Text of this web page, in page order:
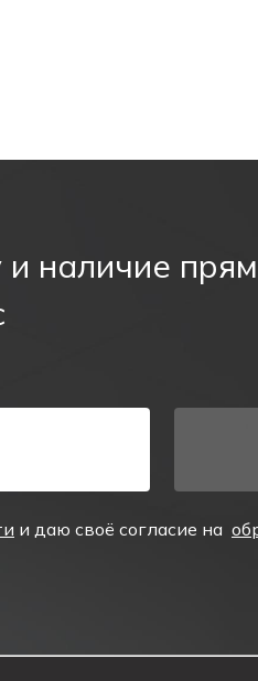
по пожарной
и снижает количество
точках зданий и
пути выхода и избежать
наличие
и даю своё согласие на